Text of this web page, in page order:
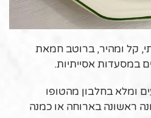
קל ומהיר, ברוטב חמאת
במסעדות אסייתיות.
ומלא בחלבון מהטופו
ראשונה בארוחה או כמנה